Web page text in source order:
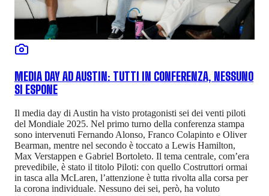
MEDIA DAY AD AUSTIN: TUTTI IN CONFERENZA, NESSUNO
SI ESPONE
Il media day di Austin ha visto protagonisti sei dei venti piloti
del Mondiale 2025. Nel primo turno della conferenza stampa
sono intervenuti Fernando Alonso, Franco Colapinto e Oliver
Bearman, mentre nel secondo è toccato a Lewis Hamilton,
Max Verstappen e Gabriel Bortoleto. Il tema centrale, com’era
prevedibile, è stato il titolo Piloti: con quello Costruttori ormai
in tasca alla McLaren, l’attenzione è tutta rivolta alla corsa per
la corona individuale. Nessuno dei sei, però, ha voluto